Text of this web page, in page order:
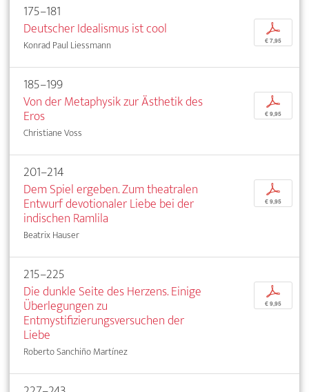
175–181
Deutscher Idealismus ist cool
Konrad Paul Liessmann
p
€ 7,95
185–199
Von der Metaphysik zur Ästhetik des
Eros
Christiane Voss
p
€ 9,95
201–214
Dem Spiel ergeben. Zum theatralen
Entwurf devotionaler Liebe bei der
indischen Ramlila
Beatrix Hauser
p
€ 9,95
215–225
Die dunkle Seite des Herzens. Einige
Überlegungen zu
Entmystifizierungsversuchen der
Liebe
Roberto Sanchiño Martínez
p
€ 9,95